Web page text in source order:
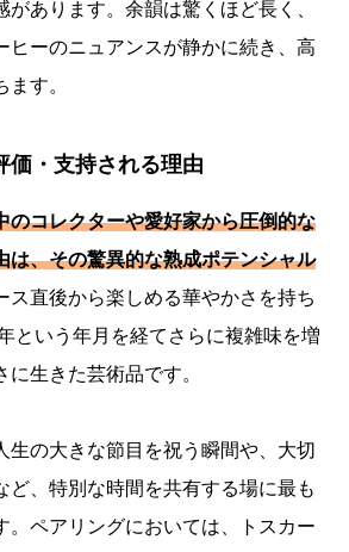
があります。余韻は驚くほど長く、
ヒーのニュアンスが静かに続き、高
す。
・支持される理由
のコレクターや愛好家から圧倒的な
は、その驚異的な熟成ポテンシャル
ス直後から楽しめる華やかさを持ち
という年月を経てさらに複雑味を増
に生きた芸術品です。
生の大きな節目を祝う瞬間や、大切
ど、特別な時間を共有する場に最も
。ペアリングにおいては、トスカー